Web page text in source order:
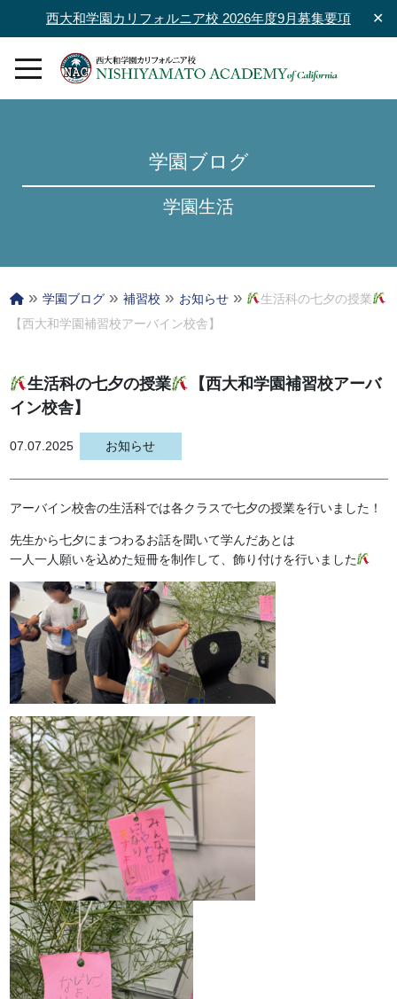
西大和学園カリフォルニア校 2026年度9月募集要項 ✕
学園ブログ
学園生活
» 学園ブログ» 補習校 » お知らせ»
生活科の七夕の授業
【西大和学園補習校アーバイン校舎】
生活科の七夕の授業
【西大和学園補習校アーバ
イン校舎】
07.07.2025 お知らせ
アーバイン校舎の生活科では各クラスで七夕の授業を行いました！
先生から七夕にまつわるお話を聞いて学んだあとは
一人一人願いを込めた短冊を制作して、飾り付けを行いました